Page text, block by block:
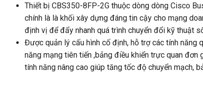
Thiết bị CBS350-8FP-2G thuộc dòng dòng Cisco
chính là là khối xây dựng đáng tin cậy cho mạng
định vị để đẩy nhanh quá trình chuyển đổi kỹ thuật
Được quản lý cấu hình cố định, hỗ trợ các tính năng
năng mạng tiên tiến ,bảng điều khiển trực quan đơn
tính năng nâng cao giúp tăng tốc độ chuyển mạch,